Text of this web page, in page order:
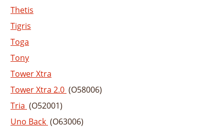
Thetis
Tigris
Toga
Tony
Tower Xtra
Tower Xtra 2.0 (O58006)
Tria (O52001)
Uno Back (O63006)